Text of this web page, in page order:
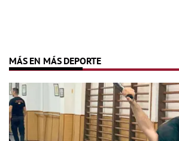
MÁS EN MÁS DEPORTE